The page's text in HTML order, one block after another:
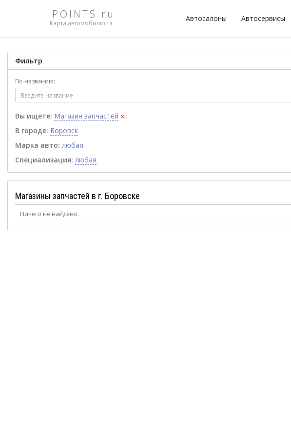
POINTS.ru
Карта автомобилиста
Автосалоны Автосервисы
Фильтр
По названию:
Вы ищете: Магазин запчастей ×
В городе: Боровск
Марка авто: любая
Специализация: любая
Магазины запчастей в г. Боровске
Ничего не найдено.